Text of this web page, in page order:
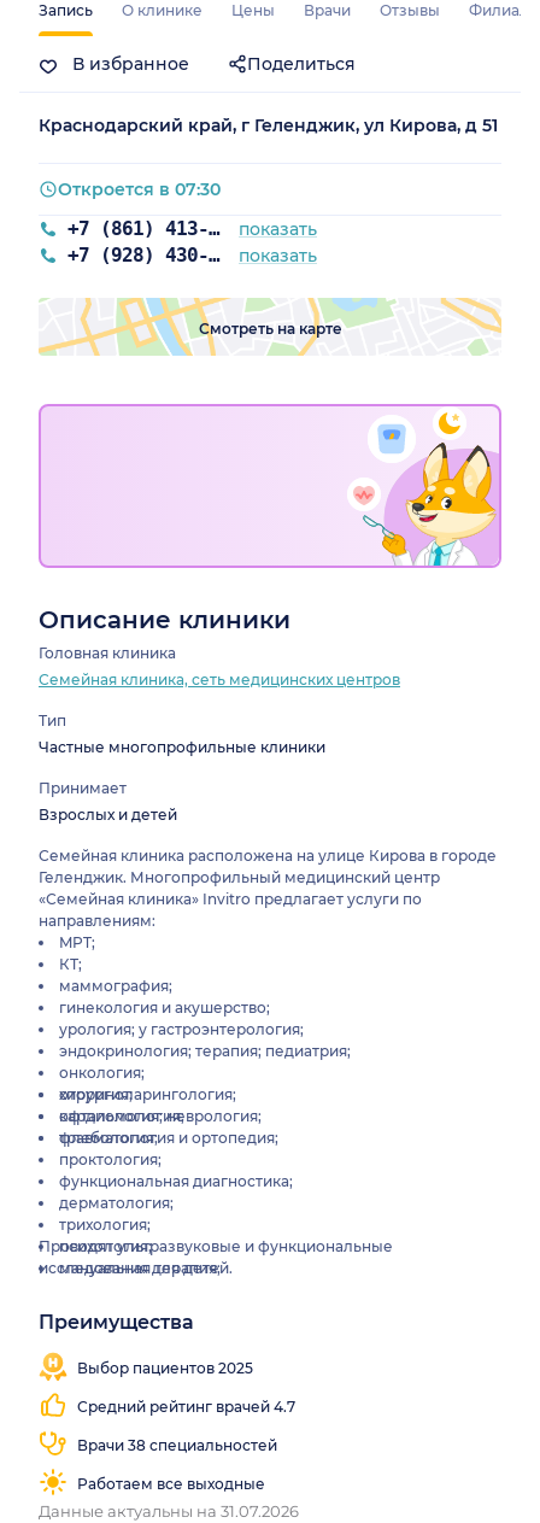
Запись О клинике Цены Врачи Отзывы Филиалы
В избранное Поделиться
Краснодарский край, г Геленджик, ул Кирова, д 51
+7 (861) 413-59-23 показать
+7 (928) 430-23-23 показать
Откроется в 07:30
Смотреть на карте
Описание клиники
Головная клиника
Семейная клиника, сеть медицинских центров
Тип
Частные многопрофильные клиники
Принимает
Взрослых и детей
Семейная клиника расположена на улице Кирова в городе
Геленджик. Многопрофильный медицинский центр
«Семейная клиника» Invitro предлагает услуги по
направлениям:
MPT;
КТ;
маммография;
гинекология и акушерство;
урология; у гастроэнтерология;
эндокринология; терапия; педиатрия;
онкология;
хирургия;
кардиология; неврология;
травматология и ортопедия;
оториноларингология;
офтальмология;
флебология;
проктология;
функциональная диагностика;
дерматология;
трихология;
психология;
мануальная терапия;
выезд на дом.
Проводят ультразвуковые и функциональные
исследования для детей.
Преимущества
Выбор пациентов 2025
Средний рейтинг врачей 4.7
Врачи 38 специальностей
Работаем все выходные
Данные актуальны на 31.07.2026